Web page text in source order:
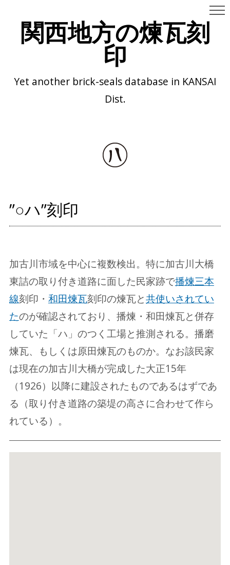
関西地方の煉瓦刻
印
Yet another brick-seals database in KANSAI
Dist.
”○ハ”刻印
加古川市域を中心に複数検出。特に加古川大橋
東詰の取り付き道路に面した民家跡で播煉三本
線刻印・ 和田煉瓦刻印の煉瓦と共使いされてい
たのが確認されており、播煉・和田煉瓦と併存
していた「ハ」のつく工場と推測される。播磨
煉瓦、もしくは原田煉瓦のものか。なお該民家
は現在の加古川大橋が完成した大正15年
（1926）以降に建設されたものであるはずであ
る（取り付き道路の築堤の高さに合わせて作ら
れている）。